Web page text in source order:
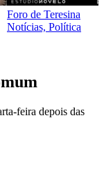
Foro de Teresina
Notícias, Política
feira depois das